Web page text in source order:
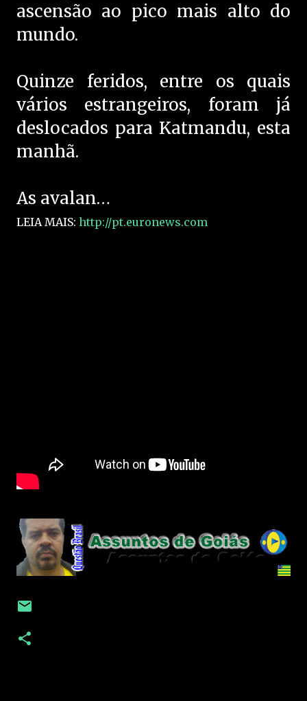
ascensão ao pico mais alto do
mundo.
Quinze feridos, entre os quais
vários estrangeiros, foram já
deslocados para Katmandu, esta
manhã.
As avalan…
LEIA MAIS: http://pt.euronews.com